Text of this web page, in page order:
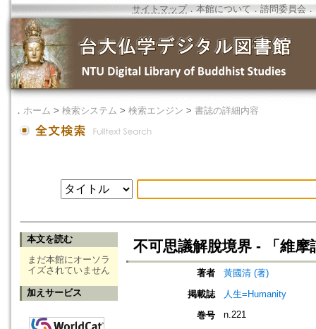
サイトマップ．本館について ． 諮問委員会 ．
． ホーム > 検索システム > 検索エンジン > 書誌の詳細内容
本文を読む
まだ本館にオーソラ
イズされていません
加えサービス
不可思議解脫境界 - 「維摩
著者
黃國清 (著)
掲載誌
人生=Humanity
巻号
n.221